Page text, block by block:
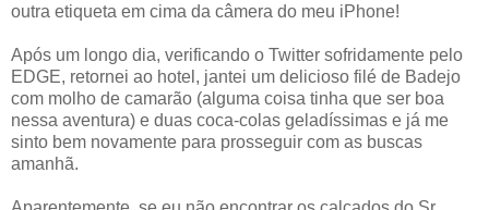
outra etiqueta em cima da câmera do meu iPhone!
Após um longo dia, verificando o Twitter sofridamente pelo
EDGE, retornei ao hotel, jantei um delicioso filé de Badejo
com molho de camarão (alguma coisa tinha que ser boa
nessa aventura) e duas coca-colas geladíssimas e já me
sinto bem novamente para prosseguir com as buscas
amanhã.